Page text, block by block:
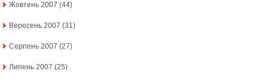
Жовтень 2007 (44)
Вересень 2007 (31)
Серпень 2007 (27)
Липень 2007 (25)